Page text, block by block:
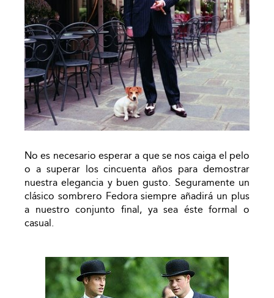
No es necesario esperar a que se nos caiga el pelo
o a superar los cincuenta años para demostrar
nuestra elegancia y buen gusto. Seguramente un
clásico sombrero Fedora siempre añadirá un plus
a nuestro conjunto final, ya sea éste formal o
casual.